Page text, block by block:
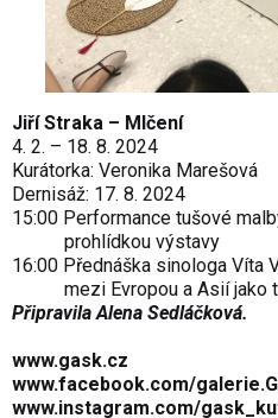
Jiří Straka – Mlčení
4. 2. – 18. 8. 2024
Kurátorka: Veronika Marešová
Dernisáž: 17. 8. 2024
15:00 Performance tušové
prohlídkou výstavy
16:00 Přednáška sinologa Víta
mezi Evropou a Asií jako
Připravila Alena Sedláčková.
www.gask.cz
www.facebook.com/
www.instagram.com/